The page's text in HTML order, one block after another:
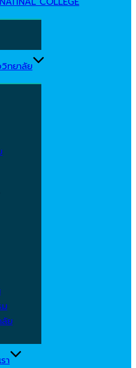
ทยาลัย
ม
ลัย
า